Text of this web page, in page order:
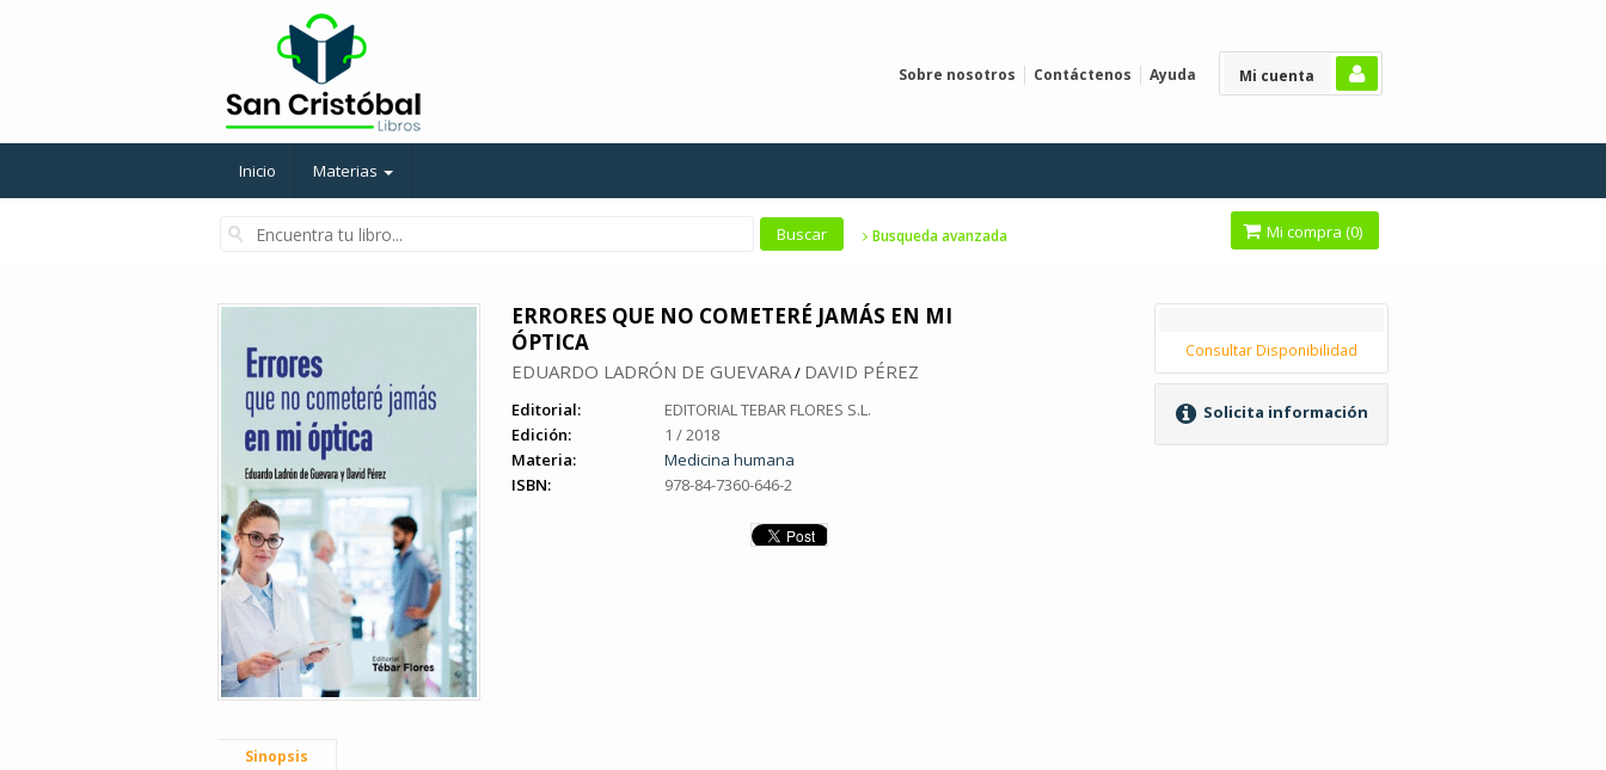
Mi cuenta
Sobre nosotros Contáctenos Ayuda
Inicio Materias
Busqueda avanzada Mi compra (0)
ERRORES QUE NO COMETERÉ JAMÁS EN MI
ÓPTICA
EDUARDO LADRÓN DE GUEVARA/ DAVID PÉREZ
Editorial:
EDITORIAL TEBAR FLORES S.L.
Edición:
1 / 2018
Materia:
Medicina humana
ISBN:
978-84-7360-646-2
Consultar Disponibilidad
Solicita información
Sinopsis